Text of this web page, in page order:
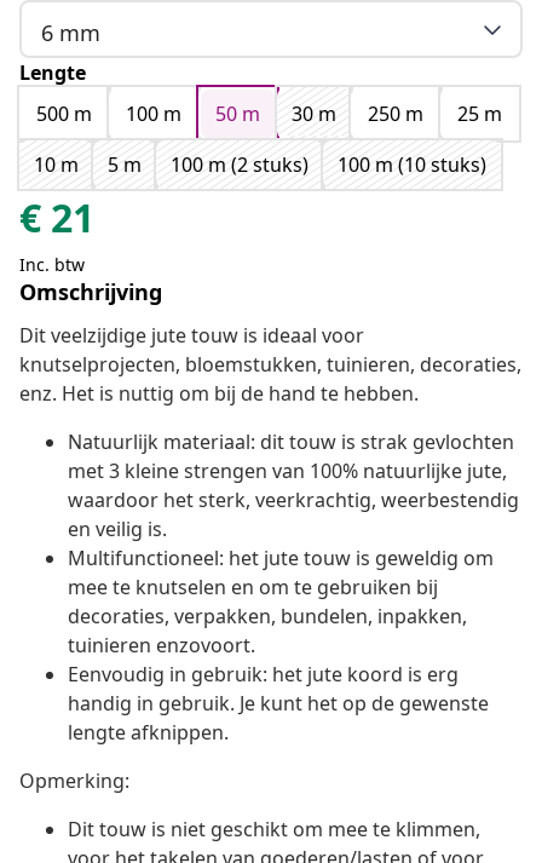
6 mm
Lengte
500 m
100 m 50 m 30 m 250 m
25 m
10 m
5 m 100 m (2 stuks) 100 m (10 stuks)
€ 21
Inc. btw
Omschrijving
Dit veelzijdige jute touw is ideaal voor
knutselprojecten, bloemstukken, tuinieren, decoraties,
enz. Het is nuttig om bij de hand te hebben.
Natuurlijk materiaal: dit touw is strak gevlochten
met 3 kleine strengen van 100% natuurlijke jute,
waardoor het sterk, veerkrachtig, weerbestendig
en veilig is.
Multifunctioneel: het jute touw is geweldig om
mee te knutselen en om te gebruiken bij
decoraties, verpakken, bundelen, inpakken,
tuinieren enzovoort.
Eenvoudig in gebruik: het jute koord is erg
handig in gebruik. Je kunt het op de gewenste
lengte afknippen.
Opmerking:
Dit touw is niet geschikt om mee te klimmen,